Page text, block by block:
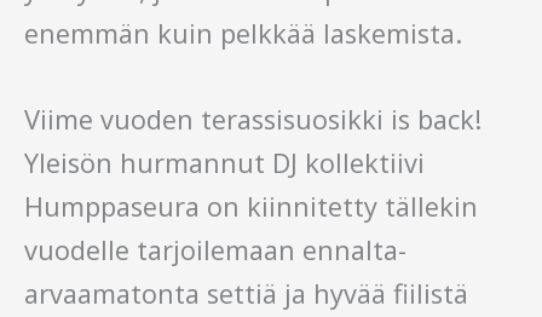
enemmän kuin pelkkää laskemista.
Viime vuoden terassisuosikki is back!
Yleisön hurmannut DJ kollektiivi
Humppaseura on kiinnitetty tällekin
vuodelle tarjoilemaan ennalta-
arvaamatonta settiä ja hyvää fiilistä